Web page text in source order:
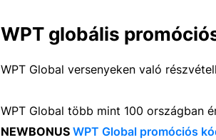
WPT globális
WPT Global versenyeken való
WPT Global több mint 100 országban
NEWBONUS WPT Global promóciós